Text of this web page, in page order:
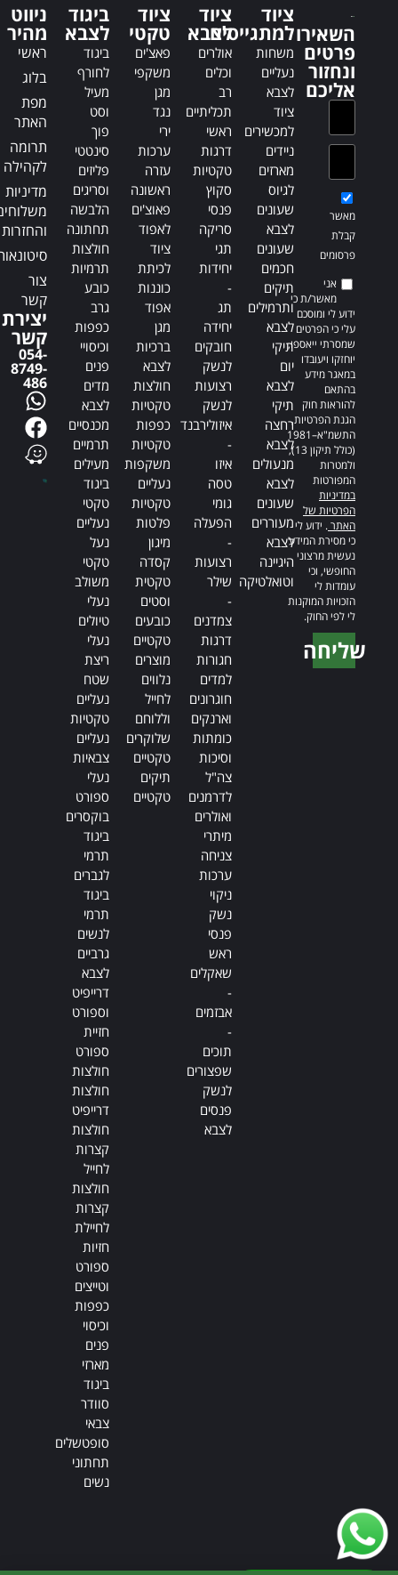
השאירו
פרטים
ונחזור
אליכם
מאשר
קבלת
פרסומים
אני
מאשר/ת כי
ידוע לי ומוסכם
עלי כי הפרטים
שמסרתי ייאספו,
יוחזקו ויעובדו
במאגר מידע
בהתאם
להוראות חוק
הגנת הפרטיות,
התשמ"א–1981
(כולל תיקון 13),
ולמטרות
המפורטות
במדיניות
הפרטיות של
האתר. ידוע לי
כי מסירת המידע
נעשית מרצוני
החופשי, וכי
עומדות לי
הזכויות המוקנות
לי לפי החוק.
שליחה
ציוד
למתגייסים
משחות
נעליים
לצבא
ציוד
למכשירים
ניידים
מארזים
לגיוס
שעונים
לצבא
שעונים
חכמים
תיקים
ותרמילים
לצבא
תיקי
יום
לצבא
תיקי
רחצה
לצבא
מנעולים
לצבא
שעונים
מעוררים
לצבא
היגיינה
וטואלטיקה
ציוד
לצבא
אולרים
וכלים
רב
תכליתיים
ראשי
דרגות
טקטיות
סקוץ
פנסי
סריקה
תגי
יחידות
-
תג
יחידה
חובקים
לנשק
רצועות
לנשק
איזולירבנד
-
איזו
טסה
גומי
הפעלה
-
רצועות
שילר
-
צמדנים
דרגות
חגורות
למדים
חוגרונים
וארנקים
כומתות
וסיכות
צה"ל
לדרמנים
ואולרים
מיתרי
צניחה
ערכות
ניקוי
נשק
פנסי
ראש
שאקלים
-
אבזמים
-
תוכים
שפצורים
לנשק
פנסים
לצבא
ציוד
טקטי
פאצ'ים
משקפי
מגן
נגד
ירי
ערכות
עזרה
ראשונה
פאוצ'ים
לאפוד
ציוד
לכיתת
כוננות
אפוד
מגן
ברכיות
לצבא
חולצות
טקטיות
כפפות
טקטיות
משקפות
נעליים
טקטיות
פלטות
מיגון
קסדה
טקטית
וסטים
כובעים
טקטיים
מוצרים
נלווים
לחייל
וללוחם
שלוקרים
טקטיים
תיקים
טקטיים
ביגוד
לצבא
ביגוד
לחורף
מעיל
וסט
פוך
סינטטי
פליזים
וסריגים
הלבשה
תחתונה
חולצות
תרמיות
כובע
גרב
כפפות
וכיסויי
פנים
מדים
לצבא
מכנסיים
תרמיים
מעילים
ביגוד
טקטי
נעליים
נעל
טקטי
משולב
נעלי
טיולים
נעלי
ריצת
שטח
נעליים
טקטיות
נעליים
צבאיות
נעלי
ספורט
בוקסרים
ביגוד
תרמי
לגברים
ביגוד
תרמי
לנשים
גרביים
לצבא
דרייפיט
וספורט
חזיית
ספורט
חולצות
חולצות
דרייפיט
חולצות
קצרות
לחייל
חולצות
קצרות
לחיילת
חזיות
ספורט
וטייצים
כפפות
וכיסוי
פנים
מארזי
ביגוד
סוודר
צבאי
סופטשלים
תחתוני
נשים
ניווט
מהיר
ראשי
בלוג
מפת
האתר
תרומה
לקהילה
מדיניות
והחזרות
צור
קשר
יצירת
קשר
054-
8749-
486